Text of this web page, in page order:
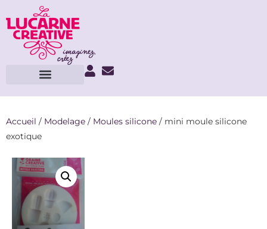
Accueil / Modelage / Moules silicone / mini moule silicone
exotique